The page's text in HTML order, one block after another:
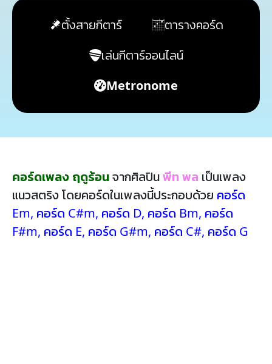
ตั้งสายกีตาร์
ตารางคอร์ด
เล่นกีตาร์ออนไลน์
Metronome
คอร์ดเพลง ฤดูร้อนจากศิลปินพีท พล เป็นเพลง
แนวสตริง โดยคอร์ดในเพลงนี้ประกอบด้วย คอร์ด
Em, คอร์ด C#m, คอร์ด D, คอร์ด Bm, คอร์ด
F#m, คอร์ด E, คอร์ด G#m, คอร์ด C#, คอร์ด G